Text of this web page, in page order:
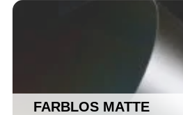
FARBLOS MATTE